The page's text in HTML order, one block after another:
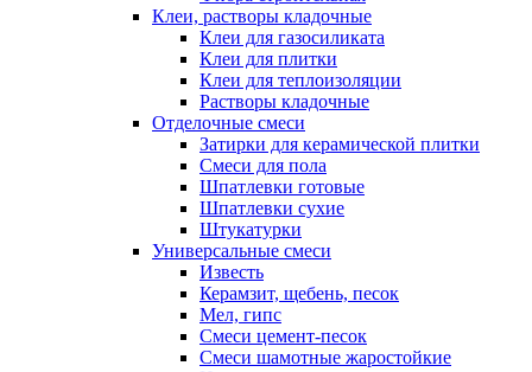
Клеи, растворы кладочные
Клеи для газосиликата
Клеи для плитки
Клеи для теплоизоляции
Растворы кладочные
Отделочные смеси
Затирки для керамической плитки
Смеси для пола
Шпатлевки готовые
Шпатлевки сухие
Штукатурки
Универсальные смеси
Известь
Керамзит, щебень, песок
Мел, гипс
Смеси цемент-песок
Смеси шамотные жаростойкие